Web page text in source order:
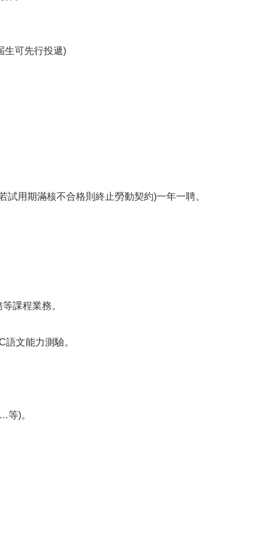
生可先行投遞)
用期滿核不合格則終止勞動契約)一年一聘。
課程業務。
文能力測驗。
等)。